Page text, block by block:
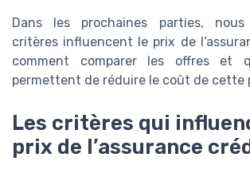
Dans les prochaines parties,
critères influencent le prix de
comment comparer les offres et
permettent de réduire le coût de cette
Les critères qui
prix de l’assurance